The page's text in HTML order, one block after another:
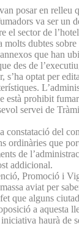
posar en relleu
va ser un
el sector de
molts dubtes
que han
des de
s’ha optat per
està prohibit
servei de
constatació del
ordinàries que
de
addicional.
Promoció i
aviat per
que alguns
a aquesta
haurà de